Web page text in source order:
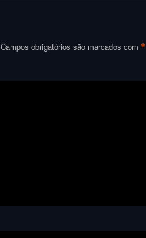
Campos obrigatórios são marcados com*